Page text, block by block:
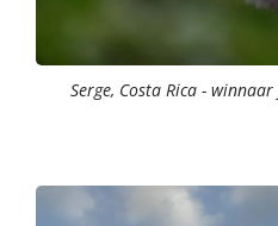
Serge, Costa Rica -